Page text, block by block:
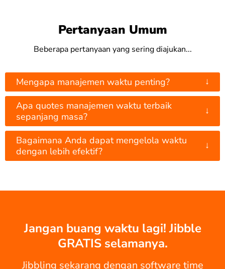
Pertanyaan Umum
Beberapa pertanyaan yang sering diajukan...
Mengapa manajemen waktu penting? ↓
Apa quotes manajemen waktu terbaik
sepanjang masa?
↓
Bagaimana Anda dapat mengelola waktu
dengan lebih efektif?
↓
Jangan buang waktu lagi! Jibble
GRATIS selamanya.
Jibbling sekarang dengan software time